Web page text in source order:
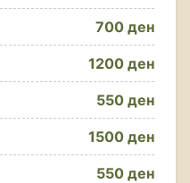
700 ден
1200 ден
550 ден
1500 ден
550 ден